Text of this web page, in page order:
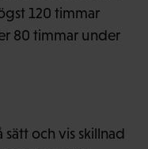
120 timmar
80 timmar under
och vis skillnad